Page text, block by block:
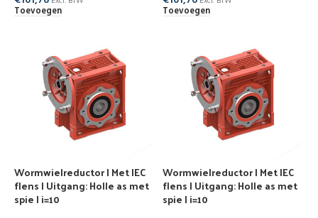
Toevoegen Toevoegen
Wormwielreductor | Met IEC
flens | Uitgang: Holle as met
spie | i=10
Wormwielreductor | Met IEC
flens | Uitgang: Holle as met
spie | i=10